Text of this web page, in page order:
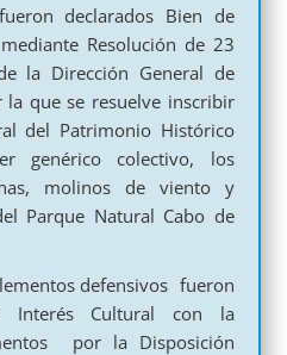
declarados Bien de
Resolución de 23
la Dirección General de
la que se resuelve inscribir
del Patrimonio Histórico
genérico colectivo, los
molinos de viento y
Parque Natural Cabo de
defensivos fueron
Interés Cultural con la
por la Disposición